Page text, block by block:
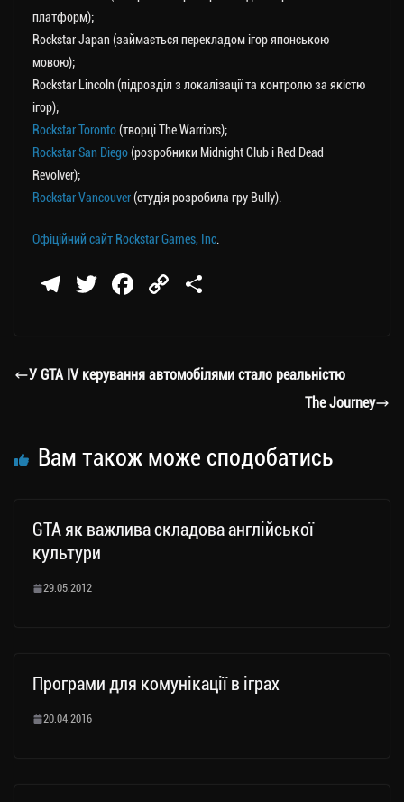
платформ);
Rockstar Japan (займається перекладом ігор японською
мовою);
Rockstar Lincoln (підрозділ з локалізації та контролю за якістю
ігор);
Rockstar Toronto(творці The Warriors);
Rockstar San Diego(розробники Midnight Club і Red Dead
Revolver);
Rockstar Vancouver(студія розробила гру Bully).
Офіційний сайт Rockstar Games, Inc
Te
a
T
er
Fa
ok
C
Li ли
У GTA IV керування автомобілями стало реальністю
The Journey
Вам також може сподобатись
GTA як важлива складова англійської
культури
29.05.2012
Програми для комунікації в іграх
20.04.2016